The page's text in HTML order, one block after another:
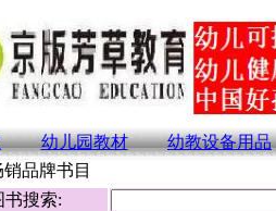
幼儿园教材 幼教设备用品
品牌书目
书搜索: